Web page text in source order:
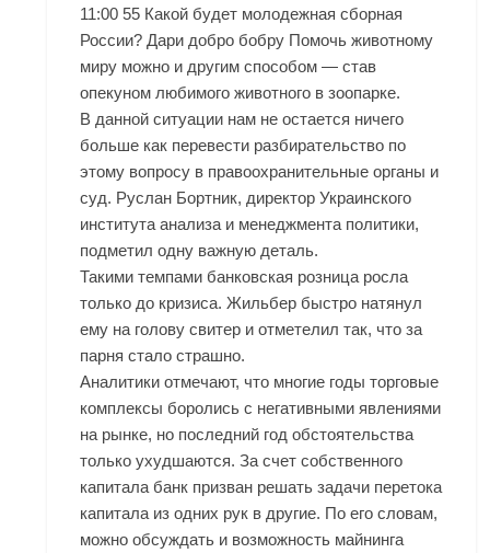
11:00 55 Какой будет молодежная сборная
России? Дари добро бобру Помочь животному
миру можно и другим способом — став
опекуном любимого животного в зоопарке.
В данной ситуации нам не остается ничего
больше как перевести разбирательство по
этому вопросу в правоохранительные органы и
суд. Руслан Бортник, директор Украинского
института анализа и менеджмента политики,
подметил одну важную деталь.
Такими темпами банковская розница росла
только до кризиса. Жильбер быстро натянул
ему на голову свитер и отметелил так, что за
парня стало страшно.
Аналитики отмечают, что многие годы торговые
комплексы боролись с негативными явлениями
на рынке, но последний год обстоятельства
только ухудшаются. За счет собственного
капитала банк призван решать задачи перетока
капитала из одних рук в другие. По его словам,
можно обсуждать и возможность майнинга